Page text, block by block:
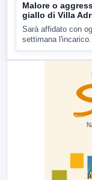
Malore o
giallo di Villa
Sarà affidato con
settimana